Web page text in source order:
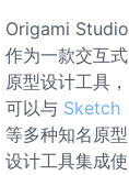
Origami Studio
作为一款交互式
原型设计工具，
可以与 Sketch
等多种知名原型
设计工具集成使